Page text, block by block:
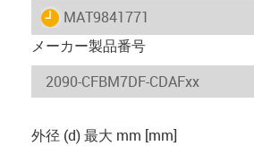
igus-icon-lieferzeit
MAT9841771
メーカー製品番号
外径 (d) 最大 mm [mm]